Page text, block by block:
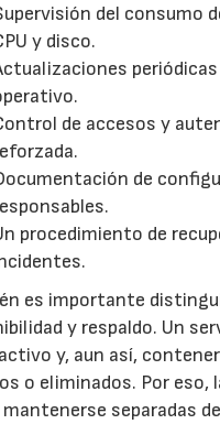
del consumo
y disco.
de accesos y
de
procedimiento de
es importante
y respaldo. Un
y, aun así,
o eliminados. Por eso,
mantenerse separadas